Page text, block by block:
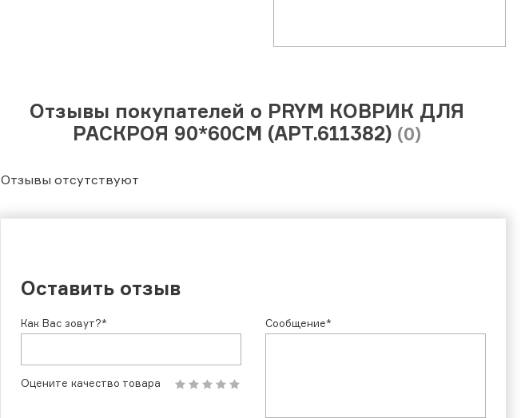
Отзывы покупателей о PRYM КОВРИК ДЛЯ
РАСКРОЯ 90*60СМ (АРТ.611382) (0)
Отзывы отсутствуют
Оставить отзыв
Сообщение*
Как Вас зовут?*
Оцените качество товара